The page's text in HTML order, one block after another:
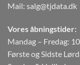
Mail: salg@tjdata.dk
Vores åbningstider:
Mandag – Fredag:
Første og Sidste